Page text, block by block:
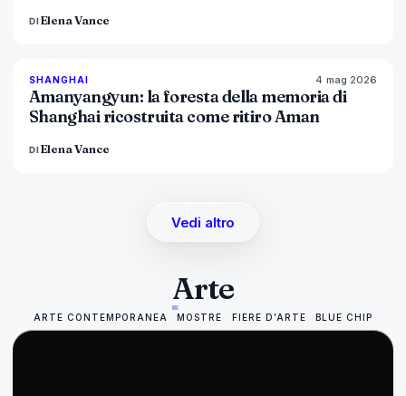
DIElena Vance
96% 78
SHANGHAI 4 mag 2026
Amanyangyun: la foresta della memoria di
Shanghai ricostruita come ritiro Aman
DIElena Vance
Vedi altro
Arte
ARTE CONTEMPORANEA MOSTRE FIERE D’ARTE BLUE CHIP